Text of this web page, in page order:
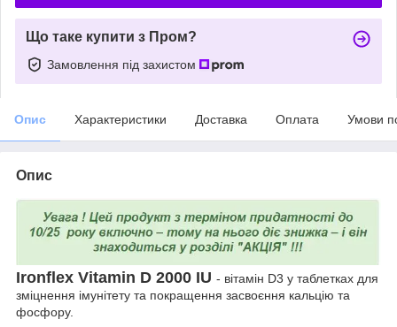
Що таке купити з Пром?
Замовлення під захистом
Опис Характеристики Доставка Оплата Умови
Опис
Ironflex Vitamin D 2000 IU - вітамін D3 у таблетках для
зміцнення імунітету та покращення засвоєння кальцію та
фосфору.